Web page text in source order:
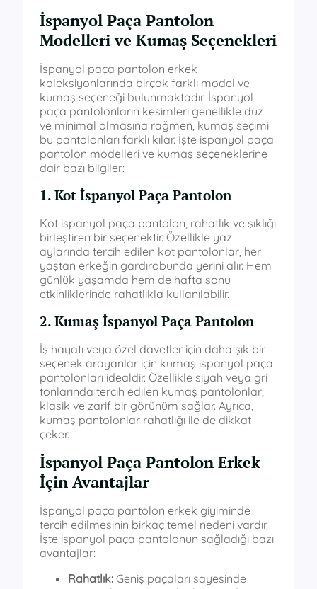
İspanyol Paça Pantolon
Modelleri ve Kumaş Seçenekleri
İspanyol paça pantolon erkek
koleksiyonlarında birçok farklı model ve
kumaş seçeneği bulunmaktadır. İspanyol
paça pantolonların kesimleri genellikle düz
ve minimal olmasına rağmen, kumaş seçimi
bu pantolonları farklı kılar. İşte ispanyol paça
pantolon modelleri ve kumaş seçeneklerine
dair bazı bilgiler:
1. Kot İspanyol Paça Pantolon
Kot ispanyol paça pantolon, rahatlık ve şıklığı
birleştiren bir seçenektir. Özellikle yaz
aylarında tercih edilen kot pantolonlar, her
yaştan erkeğin gardırobunda yerini alır. Hem
günlük yaşamda hem de hafta sonu
etkinliklerinde rahatlıkla kullanılabilir.
2. Kumaş İspanyol Paça Pantolon
İş hayatı veya özel davetler için daha şık bir
seçenek arayanlar için kumaş ispanyol paça
pantolonları idealdir. Özellikle siyah veya gri
tonlarında tercih edilen kumaş pantolonlar,
klasik ve zarif bir görünüm sağlar. Ayrıca,
kumaş pantolonlar rahatlığı ile de dikkat
çeker.
İspanyol Paça Pantolon Erkek
İçin Avantajlar
İspanyol paça pantolon erkek giyiminde
tercih edilmesinin birkaç temel nedeni vardır.
İşte ispanyol paça pantolonun sağladığı bazı
avantajlar:
Rahatlık: Geniş paçaları sayesinde